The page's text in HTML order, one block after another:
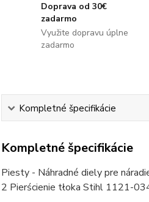
Doprava od 30€
zadarmo
Využite dopravu úplne
zadarmo
Kompletné špecifikácie
Kompletné špecifikácie
Piesty - Náhradné diely pre
2 Pierścienie tłoka Stihl 1121-